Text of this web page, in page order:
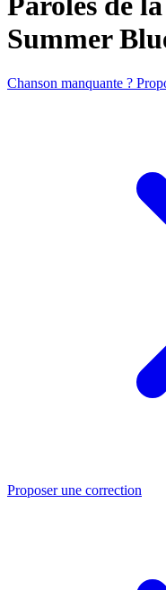
Summer
Chanson manquante ?
Proposer une correction